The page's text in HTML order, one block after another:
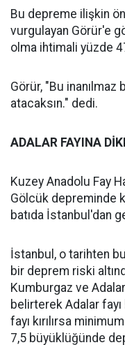
Bu depreme ilişkin
vurgulayan Görür'e
olma ihtimali yüzde
Görür, "Bu inanılmaz
atacaksın." dedi.
ADALAR FAYINA
Kuzey Anadolu Fay
Gölcük depreminde
batıda İstanbul'dan
İstanbul, o tarihten
bir deprem riski
Kumburgaz ve
belirterek Adalar fayı
fayı kırılırsa
7,5 büyüklüğünde